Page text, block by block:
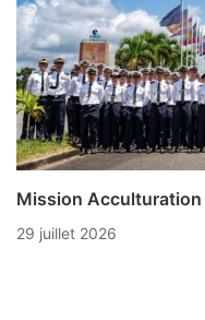
Mission Acculturation
29 juillet 2026